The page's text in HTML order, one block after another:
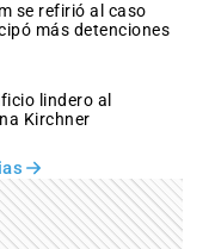
se refirió al caso
más detenciones
lindero al
Kirchner